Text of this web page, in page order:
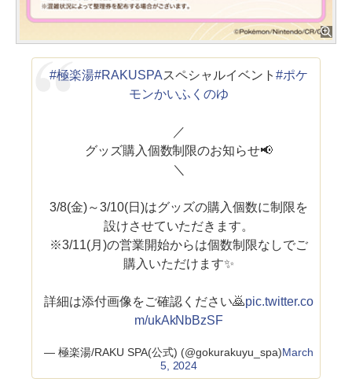
#極楽湯#RAKUSPAスペシャルイベント #ポケ
モンかいふくのゆ
／
グッズ購入個数制限のお知らせ📢
＼
3/8(金)～3/10(日)はグッズの購入個数に制限を
設けさせていただきます。
※3/11(月)の営業開始からは個数制限なしでご
購入いただけます✨
詳細は添付画像をご確認ください🙇pic.twitter.co
m/ukAkNbBzSF
— 極楽湯/RAKU SPA(公式) (@gokurakuyu_spa)March
5, 2024